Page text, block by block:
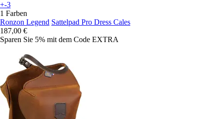
+-3
1 Farben
Ronzon Legend Sattelpad Pro Dress Cales
187,00 €
Sparen Sie 5% mit dem Code EXTRA